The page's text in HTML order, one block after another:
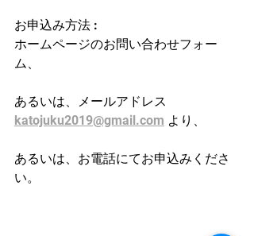
お申込み方法 :
ホームページのお問い合わせフォー
ム、
あるいは、メールアドレス
katojuku2019@gmail.com より、
あるいは、お電話にてお申込みくださ
い。